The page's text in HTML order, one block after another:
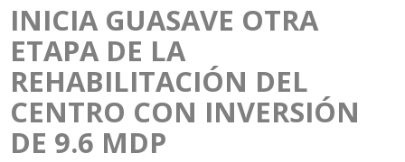
INICIA GUASAVE OTRA
ETAPA DE LA
REHABILITACIÓN DEL
CENTRO CON INVERSIÓN
DE 9.6 MDP